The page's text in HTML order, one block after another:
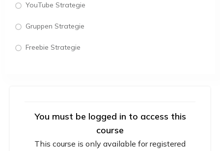
You must be logged in to access this
course
This course is only available for registered
YouTube Strategie
Gruppen Strategie
Freebie Strategie